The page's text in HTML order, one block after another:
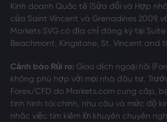
Kinh doanh Quốc tế (Sửa đổi và Hợp
của Saint Vincent và Grenadines 2009,
Markets SVG có địa chỉ đăng ký tại
Beachmont, Kingstone, St. Vincent and
Cảnh báo Rủi ro: Giao dịch ngoại hối
không phù hợp với mọi nhà đầu tư.
Forex/CFD do Markets.com cung cấp,
tình hình tài chính, nhu cầu và mức độ
nhắc việc tìm kiếm lời khuyên chuyên